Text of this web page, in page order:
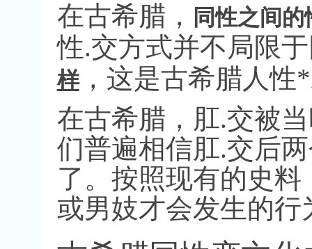
在古希腊， 同性之间的
性.交方式并不局限
样，这是古希腊人性*
在古希腊，肛.交被
们普遍相信肛.交后
了。按照现有的史料
或男妓才会发生的行